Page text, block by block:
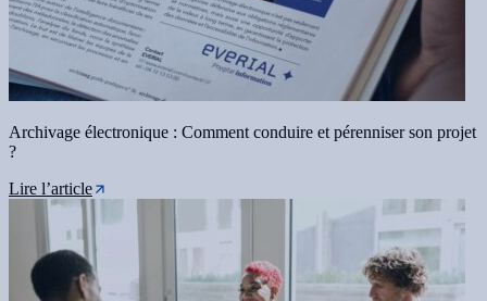
Archivage électronique : Comment conduire et pérenniser son projet
?
Lire l’article